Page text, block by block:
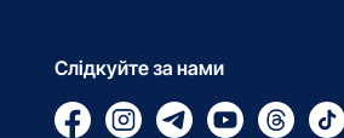
Слідкуйте за нами